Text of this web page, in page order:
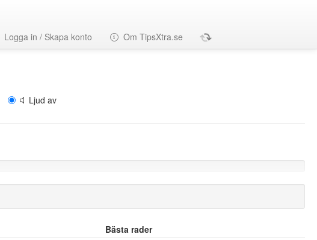
Logga in / Skapa konto Om TipsXtra.se
Ljud av
Bästa rader